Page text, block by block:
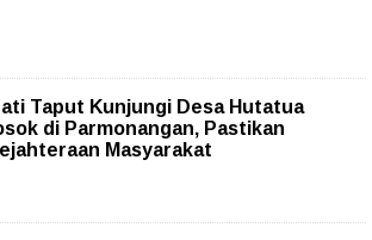
Taput Kunjungi Desa Hutatua
di Parmonangan, Pastikan
Masyarakat